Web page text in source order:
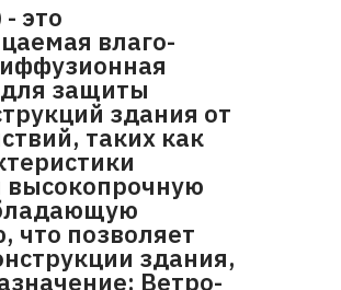
это
влаго-
защиты
здания от
таких как
высокопрочную
что позволяет
здания,
Ветро-